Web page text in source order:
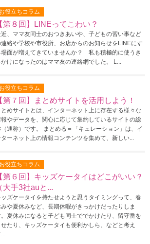
お役立ちコラム
第８回】LINEってこわい？
、ママ友同士のおつきあいや、子どもの習い事など
絡や学校や市役所、お店からのお知らせをLINEにす
場面が増えてきていませんか？ 私も積極的に使うき
かけになったのはママ友の連絡網でした。 L...
お役立ちコラム
第７回】まとめサイトを活用しよう！
とめサイトとは、インターネット上に存在する様々な
やデータを、関心に応じて集約しているサイトの総
通称）です。 まとめる＝「キュレーション」は、イ
ターネット上の情報コンテンツを集めて、新しい...
お役立ちコラム
第６回】キッズケータイはどこがいい？
大手3社auと...
ッズケータイを持たせようと思うタイミングって、春
や夏休みなど、長期休暇がきっかけだったりしま
夏休みになると子ども同士ででかけたり、留守番を
せたり、キッズケータイも便利かしら、などと考え